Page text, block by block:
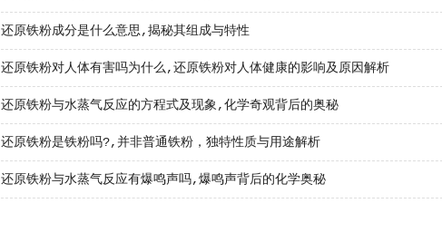
还原铁粉成分是什么意思,揭秘其组成与特性
还原铁粉对人体有害吗为什么,还原铁粉对人体健康的影响及原因解析
还原铁粉与水蒸气反应的方程式及现象,化学奇观背后的奥秘
还原铁粉是铁粉吗?,并非普通铁粉，独特性质与用途解析
还原铁粉与水蒸气反应有爆鸣声吗,爆鸣声背后的化学奥秘